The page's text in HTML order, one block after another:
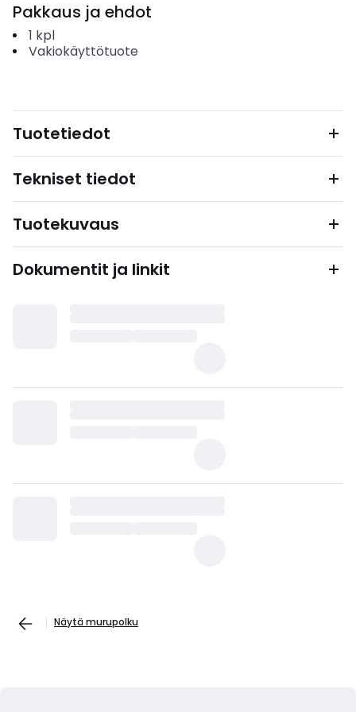
Pakkaus ja ehdot
1 kpl
Vakiokäyttötuote
Tuotetiedot
Tekniset tiedot
Tuotekuvaus
Dokumentit ja linkit
Näytä murupolku